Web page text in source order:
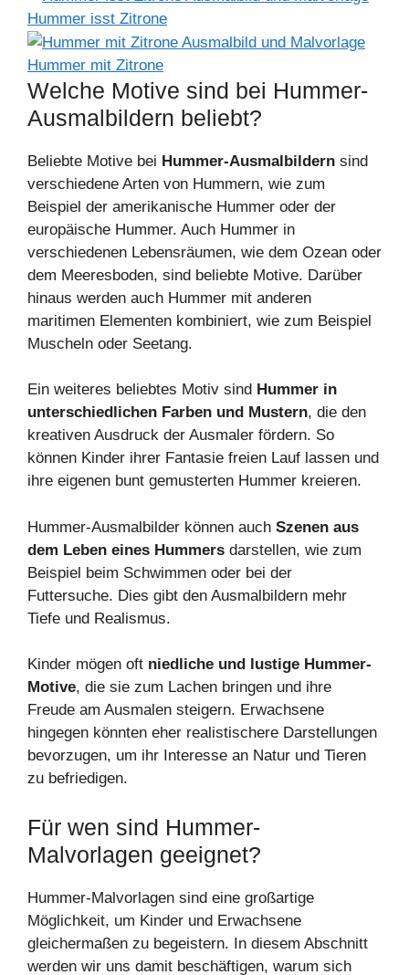
Hummer isst Zitrone
Hummer mit Zitrone
Welche Motive sind bei Hummer-
Ausmalbildern beliebt?
Beliebte Motive bei Hummer-Ausmalbildern sind
verschiedene Arten von Hummern, wie zum
Beispiel der amerikanische Hummer oder der
europäische Hummer. Auch Hummer in
verschiedenen Lebensräumen, wie dem Ozean oder
dem Meeresboden, sind beliebte Motive. Darüber
hinaus werden auch Hummer mit anderen
maritimen Elementen kombiniert, wie zum Beispiel
Muscheln oder Seetang.
Ein weiteres beliebtes Motiv sind Hummer in
unterschiedlichen Farben und Mustern, die den
kreativen Ausdruck der Ausmaler fördern. So
können Kinder ihrer Fantasie freien Lauf lassen und
ihre eigenen bunt gemusterten Hummer kreieren.
Hummer-Ausmalbilder können auch Szenen aus
dem Leben eines Hummers darstellen, wie zum
Beispiel beim Schwimmen oder bei der
Futtersuche. Dies gibt den Ausmalbildern mehr
Tiefe und Realismus.
Kinder mögen oft niedliche und lustige Hummer-
Motive, die sie zum Lachen bringen und ihre
Freude am Ausmalen steigern. Erwachsene
hingegen könnten eher realistischere Darstellungen
bevorzugen, um ihr Interesse an Natur und Tieren
zu befriedigen.
Für wen sind Hummer-
Malvorlagen geeignet?
Hummer-Malvorlagen sind eine großartige
Möglichkeit, um Kinder und Erwachsene
gleichermaßen zu begeistern. In diesem Abschnitt
werden wir uns damit beschäftigen, warum sich